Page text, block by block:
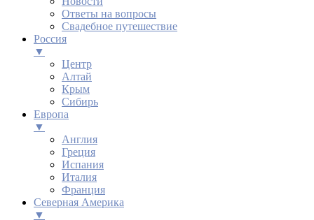
Ответы на вопросы
Свадебное путешествие
Россия
▼
Центр
Алтай
Крым
Сибирь
Европа
▼
Англия
Греция
Испания
Италия
Франция
Северная Америка
▼